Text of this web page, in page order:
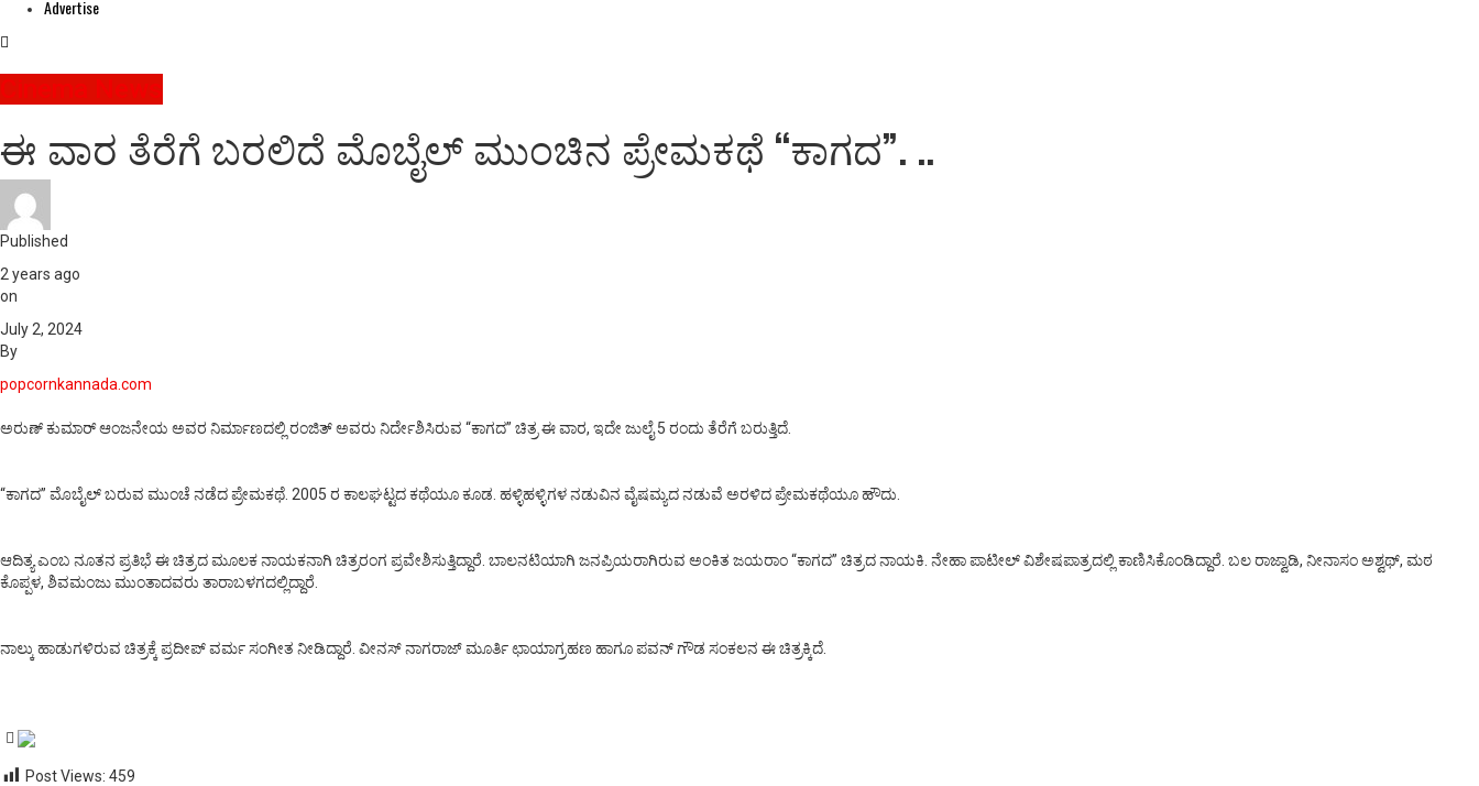
Advertise
ಈ ವಾರ ತೆರೆಗೆ ಬರಲಿದೆ ಮೊಬೈಲ್ ಮುಂಚಿನ ಪ್ರೇಮಕಥೆ “ಕಾಗದ”. ..
Published
2 years ago
on
July 2, 2024
By
popcornkannada.com
ಅರುಣ್ ಕುಮಾರ್ ಆಂಜನೇಯ ಅವರ ನಿರ್ಮಾಣದಲ್ಲಿ ರಂಜಿತ್ ಅವರು ನಿರ್ದೇಶಿಸಿರುವ “ಕಾಗದ” ಚಿತ್ರ ಈ ವಾರ, ಇದೇ ಜುಲೈ 5 ರಂದು ತೆರೆಗೆ ಬರುತ್ತಿದೆ.
“ಕಾಗದ” ಮೊಬೈಲ್ ಬರುವ ಮುಂಚೆ ನಡೆದ ಪ್ರೇಮಕಥೆ. 2005 ರ ಕಾಲಘಟ್ಟದ ಕಥೆಯೂ ಕೂಡ. ಹಳ್ಳಿಹಳ್ಳಿಗಳ ನಡುವಿನ ವೈಷಮ್ಯದ ನಡುವೆ ಅರಳಿದ ಪ್ರೇಮಕಥೆಯೂ ಹೌದು.
ಆದಿತ್ಯ ಎಂಬ ನೂತನ ಪ್ರತಿಭೆ ಈ ಚಿತ್ರದ ಮೂಲಕ ನಾಯಕನಾಗಿ ಚಿತ್ರರಂಗ ಪ್ರವೇಶಿಸುತ್ತಿದ್ದಾರೆ. ಬಾಲನಟಿಯಾಗಿ ಜನಪ್ರಿಯರಾಗಿರುವ ಅಂಕಿತ ಜಯರಾಂ “ಕಾಗದ” ಚಿತ್ರದ ನಾಯಕಿ. ನೇಹಾ ಪಾಟೀಲ್ ವಿಶೇಷಪಾತ್ರದಲ್ಲಿ ಕಾಣಿಸಿಕೊಂಡಿದ್ದಾರೆ. ಬಲ ರಾಜ್ವಾಡಿ, ನೀನಾಸಂ ಅಶ್ವಥ್, ಮಠ
ಕೊಪ್ಪಳ, ಶಿವಮಂಜು ಮುಂತಾದವರು ತಾರಾಬಳಗದಲ್ಲಿದ್ದಾರೆ.
ನಾಲ್ಕು ಹಾಡುಗಳಿರುವ ಚಿತ್ರಕ್ಕೆ ಪ್ರದೀಪ್ ವರ್ಮ ಸಂಗೀತ ನೀಡಿದ್ದಾರೆ. ವೀನಸ್ ನಾಗರಾಜ್ ಮೂರ್ತಿ ಛಾಯಾಗ್ರಹಣ ಹಾಗೂ ಪವನ್ ಗೌಡ ಸಂಕಲನ ಈ ಚಿತ್ರಕ್ಕಿದೆ.
Post Views: 459